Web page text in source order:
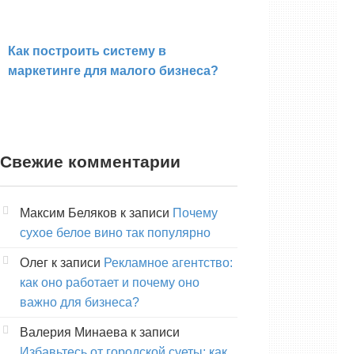
Как построить систему в
маркетинге для малого бизнеса?
Свежие комментарии
Максим Беляков к записи Почему
сухое белое вино так популярно
Олег к записи Рекламное агентство:
как оно работает и почему оно
важно для бизнеса?
Валерия Минаева к записи